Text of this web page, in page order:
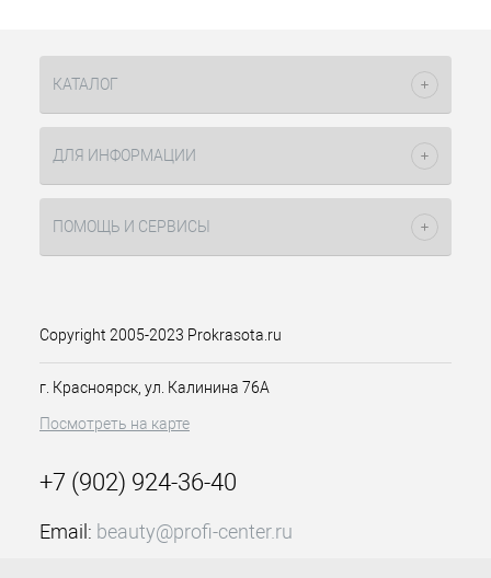
питательными компонентами и
витаминами, смягчает, обладает
свойствами.
LUXURY LIFE формула для
удовольствия: роскошная текстура
аромат.
распределите массажными
движениями до полного впитывания.
КАТАЛОГ
ДЛЯ ИНФОРМАЦИИ
ПОМОЩЬ И СЕРВИСЫ
Copyright 2005-2023 Prokrasota.ru
г. Красноярск, ул. Калинина 76А
Посмотреть на карте
+7 (902) 924-36-40
Email: beauty@profi-center.ru